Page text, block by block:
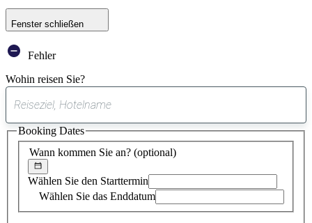
Fenster schließen
Fehler
Wohin reisen Sie?
gefundener
Vorschlag
Wann kommen Sie an? (optional)
Wählen Sie den Starttermin
Wählen Sie das Enddatum
Booking Dates